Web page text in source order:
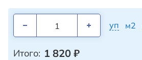
уп м2
Итого: 1 820 ₽